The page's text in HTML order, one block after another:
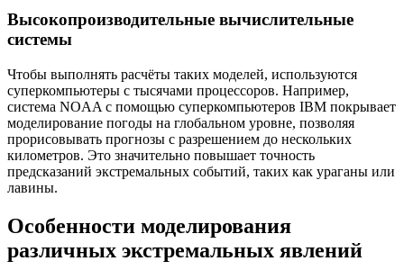
Высокопроизводительные вычислительные
системы
Чтобы выполнять расчёты таких моделей, используются
суперкомпьютеры с тысячами процессоров. Например,
система NOAA с помощью суперкомпьютеров IBM покрывает
моделирование погоды на глобальном уровне, позволяя
прорисовывать прогнозы с разрешением до нескольких
километров. Это значительно повышает точность
предсказаний экстремальных событий, таких как ураганы или
лавины.
Особенности моделирования
различных экстремальных явлений